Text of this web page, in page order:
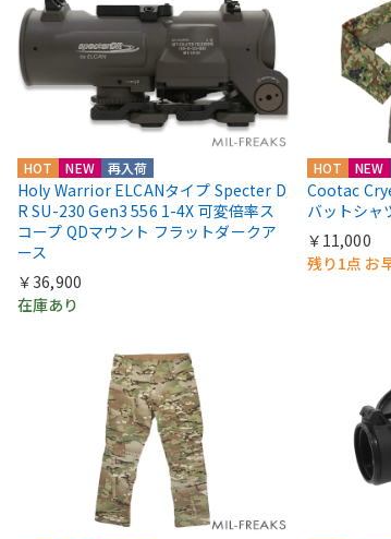
HOT NEW 再入荷
Holy Warrior ELCANタイプ Specter D
R SU-230 Gen3 556 1-4X 可変倍率ス
コープ QDマウント フラットダークア
ース
￥36,900
在庫あり
HOT NEW
Cootac
バットシャ
￥11,000
残り1点 お